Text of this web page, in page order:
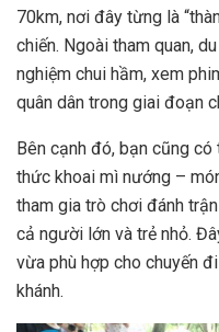
70km, nơi đây từng là
chiến. Ngoài tham quan,
nghiệm chui hầm, xem
quân dân trong giai đoạn
Bên cạnh đó, bạn cũng
thức khoai mì nướng –
tham gia trò chơi đánh
cả người lớn và trẻ nhỏ.
vừa phù hợp cho chuyến
khánh.